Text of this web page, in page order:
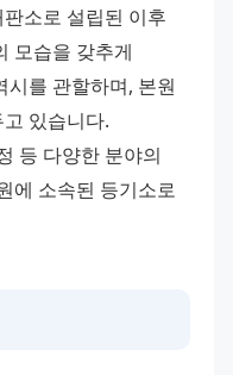
소로 설립된 이후
모습을 갖추게
시를 관할하며, 본원
있습니다.
등 다양한 분야의
에 소속된 등기소로